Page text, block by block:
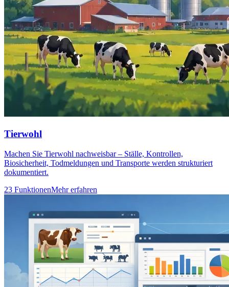
Tierwohl
Machen Sie Tierwohl nachweisbar – Ställe, Kontrollen,
Biosicherheit, Todmeldungen und Transporte werden strukturiert
dokumentiert.
23 FunktionenMehr erfahren